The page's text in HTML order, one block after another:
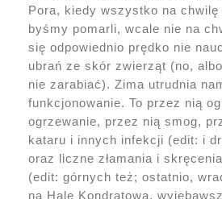
Pora, kiedy wszystko na
byśmy pomarli, wcale nie na
się odpowiednio prędko nie
ubrań ze skór zwierząt (no,
nie zarabiać). Zima utrudnia
funkcjonowanie. To przez nią
ogrzewanie, przez nią smog,
kataru i innych infekcji (edit: i
oraz liczne złamania i
(edit: górnych też; ostatnio,
na Halę Kondratową,